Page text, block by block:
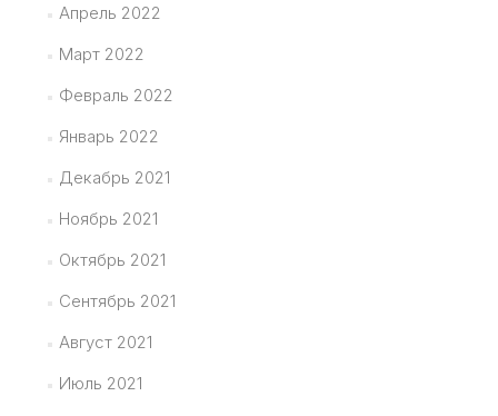
Апрель 2022
Март 2022
Февраль 2022
Январь 2022
Декабрь 2021
Ноябрь 2021
Октябрь 2021
Сентябрь 2021
Август 2021
Июль 2021